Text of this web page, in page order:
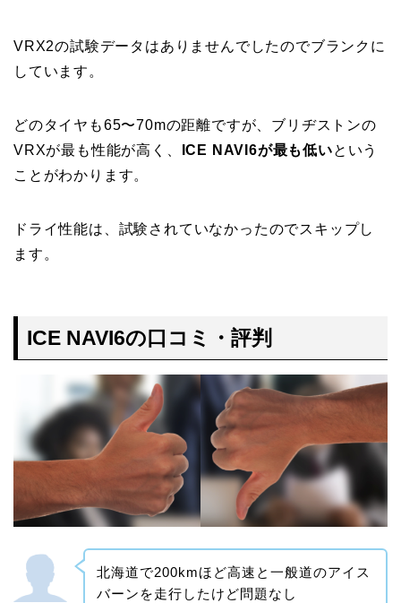
VRX2の試験データはありませんでしたのでブランクに
しています。
どのタイヤも65〜70mの距離ですが、ブリヂストンの
VRXが最も性能が高く、
ICE NAVI6が最も低いという
ことがわかります。
ドライ性能は、試験されていなかったのでスキップし
ます。
ICE NAVI6の口コミ・評判
北海道で200kmほど高速と一般道のアイス
バーンを走行したけど問題なし